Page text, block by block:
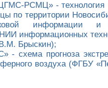
РСМЦ» - технология
по территории
информации и
информационных
Брыскин);
схема прогноза
воздуха (ФГБУ